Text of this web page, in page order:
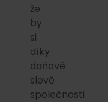
že
by
si
díky
daňové
slevě
společnosti